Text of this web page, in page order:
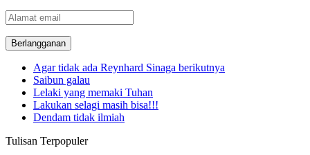
Alamat
email
Agar tidak ada Reynhard Sinaga berikutnya
Saibun galau
Lelaki yang memaki Tuhan
Lakukan selagi masih bisa!!!
Dendam tidak ilmiah
Tulisan Terpopuler